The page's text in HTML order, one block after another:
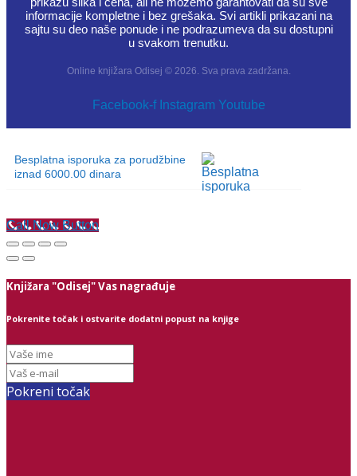
informacije kompletne i bez grešaka. Svi artikli prikazani na
sajtu su deo naše ponude i ne podrazumeva da su dostupni
u svakom trenutku.
Online knjižara Odisej © 2026. Sva prava zadržana.
Facebook-f Instagram Youtube
Besplatna isporuka za porudžbine
iznad 6000.00 dinara
Call Now Button
Knjižara "Odisej" Vas nagrađuje
Pokrenite točak i ostvarite dodatni popust na knjige
Pokreni točak